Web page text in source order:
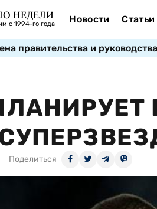
НЕДЕЛИ
с 1994-го года Новости Статьи
правительства и
Поделиться